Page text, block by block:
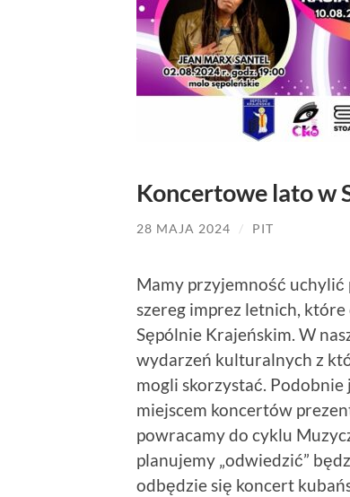
Koncertowe lato w
28 MAJA 2024 / PIT
Mamy przyjemność
szereg imprez letnich,
Sępólnie Krajeńskim. W
wydarzeń kulturalnych z
mogli skorzystać. Podobnie
miejscem koncertów
powracamy do cyklu
planujemy „odwiedzić”
odbędzie się koncert